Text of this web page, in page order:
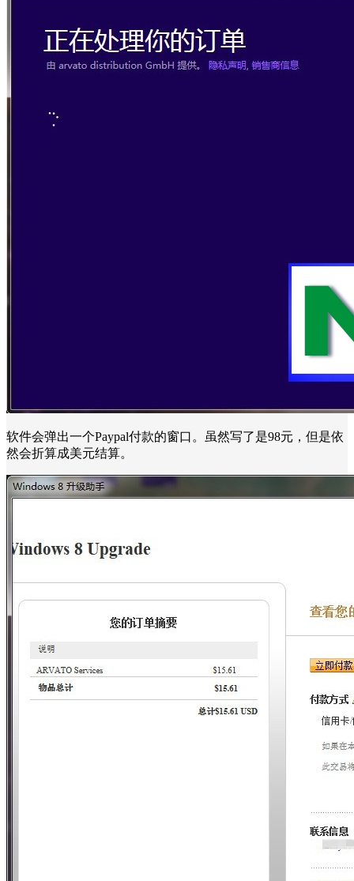
软件会弹出一个Paypal付款的窗口。虽然写了是98元，但是依
然会折算成美元结算。